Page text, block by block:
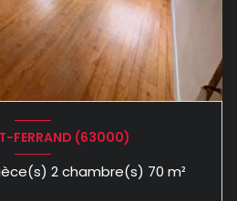
FERRAND (63000)
Appartement 3 pièce(s) 2 chambre(s) 70 m²